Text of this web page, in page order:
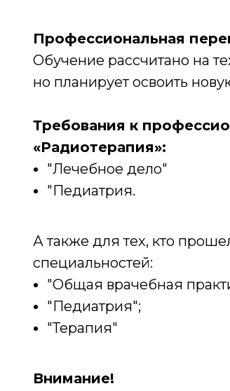
Профессиональная
Обучение рассчитано на
но планирует освоить
Требования к
«Радиотерапия»:
"Лечебное дело"
"Педиатрия.
А также для тех, кто
специальностей:
"Общая врачебная
"Педиатрия";
"Терапия"
Внимание!